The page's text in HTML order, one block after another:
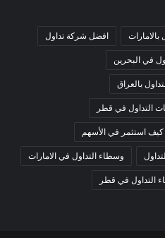
افضل شركة تداول
في البحرين
بالعراق
التداول في قطر
كيف استثمر في الأسهم
وسطاء التداول في الامارات
التداول في قطر